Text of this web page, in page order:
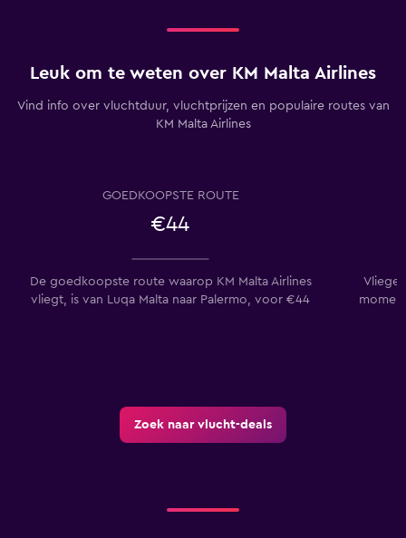
Leuk om te weten over KM Malta Airlines
Vind info over vluchtduur, vluchtprijzen en populaire routes van
KM Malta Airlines
GOEDKOOPSTE ROUTE
€44
De goedkoopste route waarop KM Malta Airlines
vliegt, is van Luqa Malta naar Palermo, voor €44
Zoek naar vlucht-deals